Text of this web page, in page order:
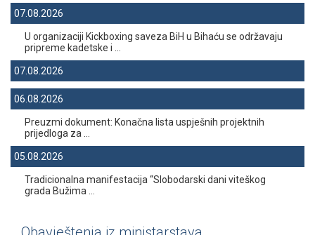
07.08.2026
U organizaciji Kickboxing saveza BiH u Bihaću se održavaju
pripreme kadetske i ...
07.08.2026
06.08.2026
Preuzmi dokument: Konačna lista uspješnih projektnih
prijedloga za ...
05.08.2026
Tradicionalna manifestacija “Slobodarski dani viteškog
grada Bužima ...